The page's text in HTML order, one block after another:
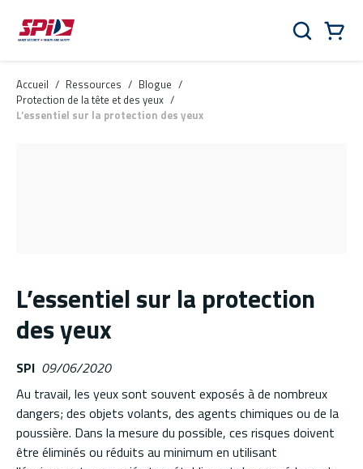
Aller au contenu principal
Skip to menu
Skip to footer
Rechercher
Accueil / Ressources / Blogue /
Protection de la tête et des yeux /
L’essentiel sur la protection des yeux
L’essentiel sur la protection
des yeux
SPI 09/06/2020
Au travail, les yeux sont souvent exposés à de nombreux
dangers; des objets volants, des agents chimiques ou de la
poussière. Dans la mesure du possible, ces risques doivent
être éliminés ou réduits au minimum en utilisant